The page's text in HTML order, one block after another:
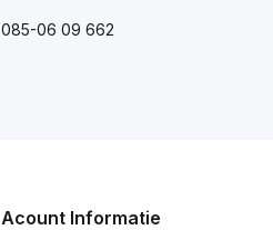
085-06 09 662
Acount Informatie